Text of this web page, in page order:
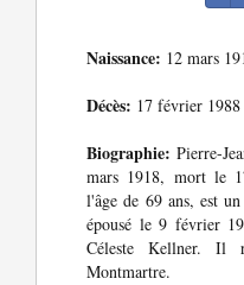
Naissance: 12 mars
Décès: 17 février
Biographie: Pierre-
mars 1918, mort le
l'âge de 69 ans, est
épousé le 9 février
Céleste Kellner. Il
Montmartre.